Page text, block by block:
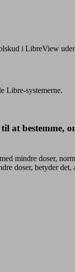
i LibreView
Libre-systemerne.
at bestemme,
mindre doser,
doser, betyder